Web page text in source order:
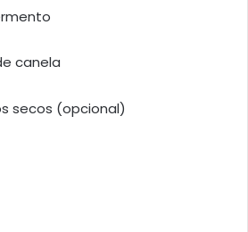
canela
secos (opcional)